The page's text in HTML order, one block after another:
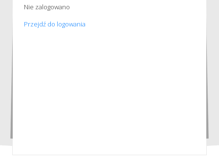
Nie zalogowano
Przejdź do logowania